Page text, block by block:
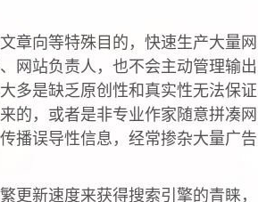
章向等特殊目的，快速生产大量网
网站负责人，也不会主动管理输出
多是缺乏原创性和真实性无法保证
的，或者是非专业作家随意拼凑网
播误导性信息，经常掺杂大量广告
更新速度来获得搜索引擎的青睐，